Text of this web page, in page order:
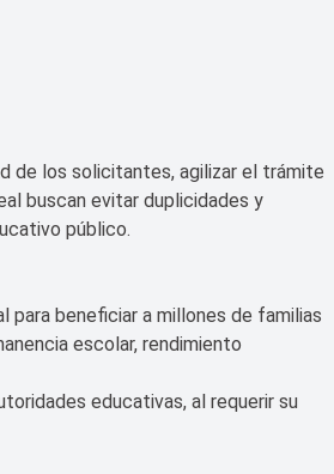
de los solicitantes, agilizar el trámite
buscan evitar duplicidades y
público.
beneficiar a millones de familias
escolar, rendimiento
educativas, al requerir su